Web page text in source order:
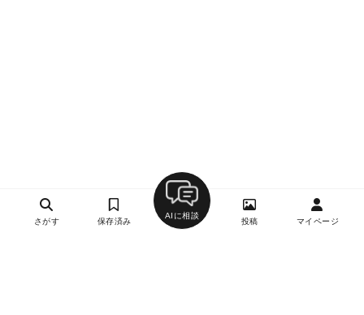
さがす 保存済み
AIに相談
投稿 マイページ